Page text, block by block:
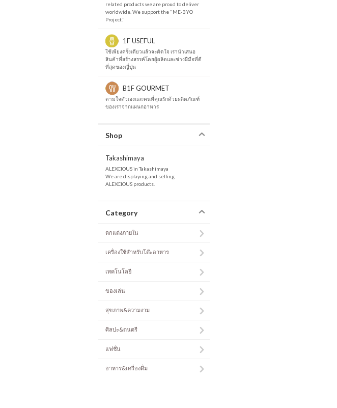
related products we are proud to deliver
worldwide. We support the "ME-BYO
Project."
1F USEFUL
ใช้เพียงครั้งเดียวแล้วจะติดใจ เรานำเสนอ
สินค้าที่สร้างสรรค์โดยผู้ผลิตและช่างฝีมือที่ดี
ที่สุดของญี่ปุ่น
B1F GOURMET
ตามใจตัวเองและคนที่คุณรักด้วยผลิตภัณฑ์
ของเราจากแผนกอาหาร
Shop
Takashimaya
ALEXCIOUS in Takashimaya
We are displaying and selling
ALEXCIOUS products.
Category
ตกแต่งภายใน
เครื่องใช้สำหรับโต๊ะอาหาร
เทคโนโลยี
ของเล่น
สุขภาพ&ความงาม
ศิลปะ&ดนตรี
แฟชั่น
อาหาร&เครื่องดื่ม